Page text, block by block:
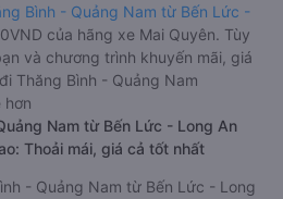
Bình - Quảng Nam từ Bến Lức -
của hãng xe Mai Quyên. Tùy
và chương trình khuyến mãi, giá
Thăng Bình - Quảng Nam
hơn
Nam từ Bến Lức - Long An
Thoải mái, giá cả tốt nhất
- Quảng Nam từ Bến Lức - Long